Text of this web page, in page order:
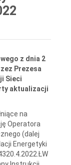
z dnia 2
Prezesa
Sieci
aktualizacji
na
Operatora
(dalej
Energetyki